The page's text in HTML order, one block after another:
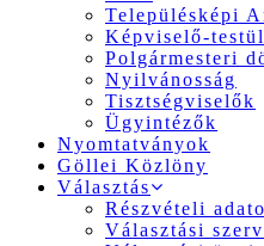
Településképi
Képviselő-
Polgármesteri
Nyilvánosság
Tisztségviselők
Ügyintézők
Nyomtatványok
Göllei Közlöny
Választás
Részvételi
Választási